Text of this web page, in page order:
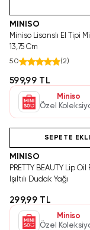
MINISO
Miniso Lisanslı El Tipi
13,75 Cm
5.0 (2)
599,99 TL
Miniso
Özel
SEPETE
MINISO
PRETTY BEAUTY Lip Oil
Işıltılı Dudak Yağı
299,99 TL
Miniso
Özel